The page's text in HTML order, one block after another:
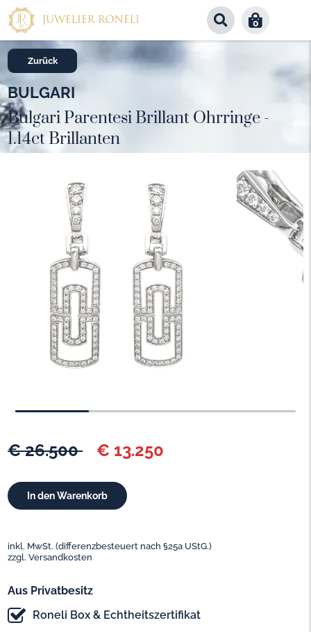
0
Zurück
€ 26.500 € 13.250
inkl. MwSt. (differenzbesteuert nach §25a UStG.)
zzgl. Versandkosten
Aus Privatbesitz
Roneli Box & Echtheitszertifikat
BULGARI
Bulgari Parentesi Brillant Ohrringe -
1.14ct Brillanten